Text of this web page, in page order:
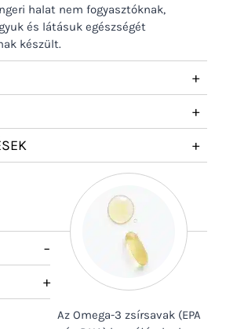
halat nem fogyasztóknak,
és látásuk egészségét
készült.
+
+
+
−
+
Az Omega-3 zsírsavak (EPA